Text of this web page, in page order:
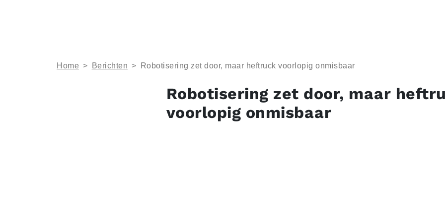
Home > Berichten > Robotisering zet door, maar heftruck voorlopig onmisbaar
Robotisering zet door, maar
voorlopig onmisbaar